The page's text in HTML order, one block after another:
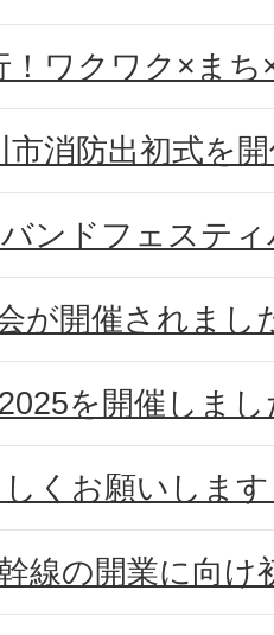
！ワクワク×まち
市消防出初式を
ンドフェステ
が開催されまし
を開催しまし
くお願いしま
線の開業に向け